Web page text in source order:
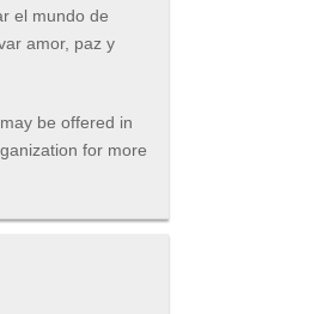
el mundo de
amor, paz y
be offered in
for more